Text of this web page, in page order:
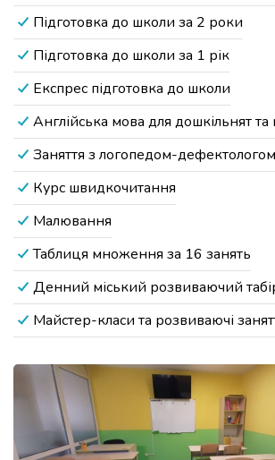
Підготовка до школи за 2 роки
Підготовка до школи за 1 рік
Експрес підготовка до школи
Англійська мова для дошкільнят та
Заняття з логопедом-дефектологом
Курс швидкочитання
Малювання
Таблиця множення за 16 занять
Денний міський розвиваючий
Майстер-класи та розвиваючі